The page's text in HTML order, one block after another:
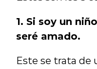
1. Si soy un
seré amado.
Este se trata de